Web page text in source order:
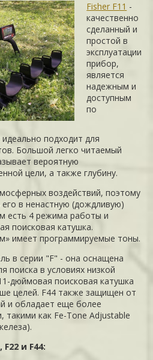
Fisher F11 -
качественно
сделанный и
простой в
эксплуатации
прибор,
является
надежным и
доступным
по
подходит для
Большой легко читаемый
вероятную
цели, а также глубину.
воздействий, поэтому
в ненастную (дождливую)
есть 4 режима работы и
поисковая катушка.
имеет программируемые тоны.
в серии "F" - она ​​оснащена
поиска в условиях низкой
дюймовая поисковая катушка
целей. F44 также защищен от
и обладает еще более
как Fe-Tone Adjustable
и F44: